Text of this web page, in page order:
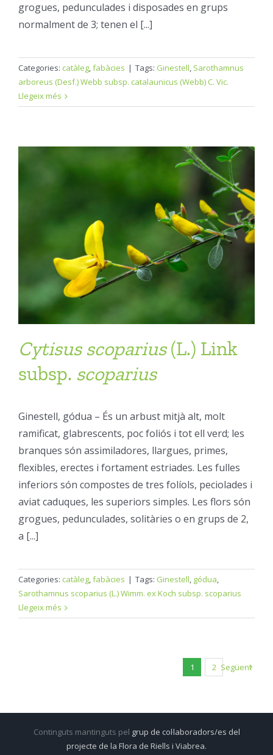
grogues, pedunculades i disposades en grups
normalment de 3; tenen el [...]
Categories: catàleg,fabàcies | Tags: Ginestell, Sarothamnus
arboreus (Desf.) Webb subsp. catalaunicus (Webb) C. Vic.
Llegeix més
Cytisus scoparius(L.) Link
subsp. scoparius
Ginestell, gódua – És un arbust mitjà alt, molt
ramificat, glabrescents, poc foliós i tot ell verd; les
branques són assimiladores, llargues, primes,
flexibles, erectes i fortament estriades. Les fulles
inferiors són compostes de tres folíols, peciolades i
aviat caduques, les superiors simples. Les flors són
grogues, pedunculades, solitàries o en grups de 2,
a [...]
Categories: catàleg,fabàcies | Tags: Ginestell, gódua,
Sarothamnus scoparius (L.) Wimm. ex Koch subsp. scoparius
Llegeix més
1 2 Següent
Continguts mantinguts pel grup de col·laboradors/es del
projecte de la Flora de Riells i Viabrea.